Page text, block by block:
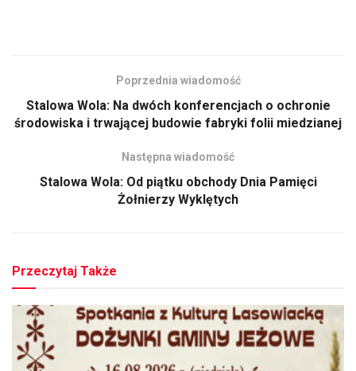
Poprzednia wiadomość
Stalowa Wola: Na dwóch konferencjach o ochronie
środowiska i trwającej budowie fabryki folii miedzianej
Następna wiadomość
Stalowa Wola: Od piątku obchody Dnia Pamięci
Żołnierzy Wyklętych
Przeczytaj Także